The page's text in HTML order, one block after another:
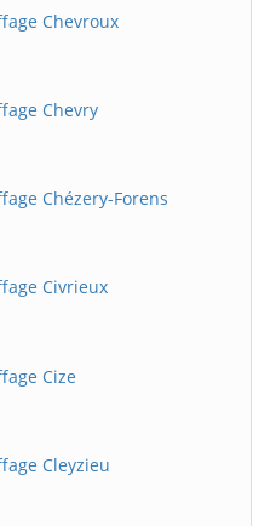
Chevroux
Chevry
Chézery-Forens
Civrieux
Cize
Cleyzieu